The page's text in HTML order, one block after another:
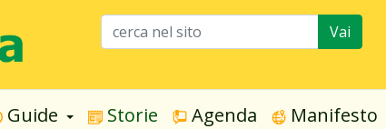
Vai
Guide Storie Agenda Manifesto